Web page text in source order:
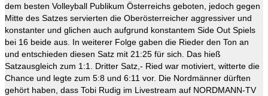
dem besten Volleyball Publikum Österreichs geboten, jedoch gegen
Mitte des Satzes servierten die Oberösterreicher aggressiver und
konstanter und glichen auch aufgrund konstantem Side Out Spiels
bei 16 beide aus. In weiterer Folge gaben die Rieder den Ton an
und entschieden diesen Satz mit 21:25 für sich. Das hieß
Satzausgleich zum 1:1. Dritter Satz,- Ried war motiviert, witterte die
Chance und legte zum 5:8 und 6:11 vor. Die Nordmänner dürften
gehört haben, dass Tobi Rudig im Livestream auf NORDMANN-TV